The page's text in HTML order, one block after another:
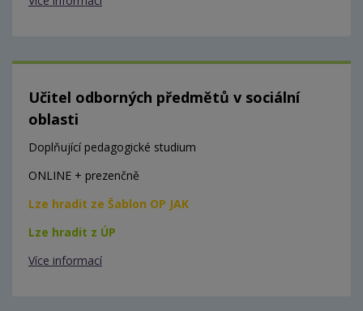
Učitel odborných předmětů v sociální
oblasti
Doplňující pedagogické studium
ONLINE + prezenčně
Lze hradit ze Šablon OP JAK
Lze hradit z ÚP
Více informací